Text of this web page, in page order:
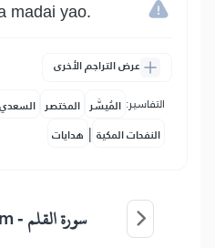
madai yao.
عرض التراجم الأخرى
التفاسير: المُيسَّر المختصر السعدي
النفحات المكية | هدايات
سورة القلم -